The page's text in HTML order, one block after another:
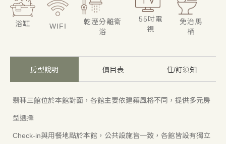
浴缸 WIFI
乾溼分離衛
浴
55吋電
視
免治馬
桶
房型說明 價目表 住/訂須知
翡秝三館位於本館對面，各館主要依建築風格不同，提供多元房
型選擇
Check-in與用餐地點於本館，公共設施皆一致，各館皆設有獨立